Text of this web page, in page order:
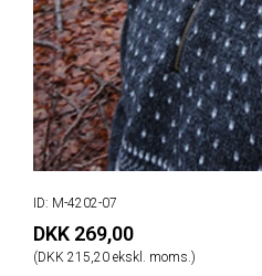
ID: M-4202-07
DKK 269,00
(DKK 215,20 ekskl. moms.)